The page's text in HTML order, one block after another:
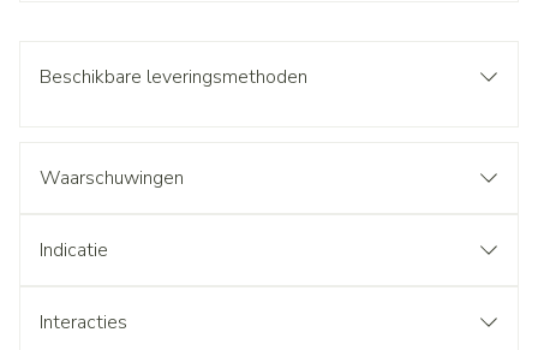
Beschikbare leveringsmethoden
Waarschuwingen
Indicatie
Interacties